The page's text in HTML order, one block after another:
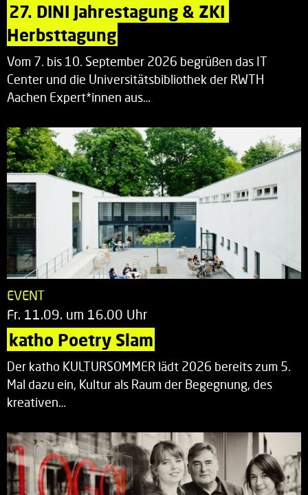
27. DINI Jahrestagung & ZKI
Herbsttagung
Vom 7. bis 10. September 2026 begrüßen das IT
Center und die Universitätsbibliothek der RWTH
Aachen Expert*innen aus…
EVENT
Fr. 11.09. um 16.00 Uhr
katho Poetry Slam
Der katho KULTURSOMMER lädt 2026 bereits zum 5.
Mal dazu ein, Kultur als Raum der Begegnung, des
kreativen…